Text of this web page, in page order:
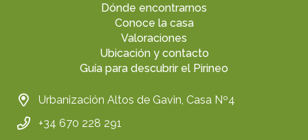
Dónde encontrarnos
Conoce la casa
Valoraciones
Ubicación y contacto
Guía para descubrir el Pirineo
Urbanización Altos de Gavin, Casa Nº4
+34 670 228 291